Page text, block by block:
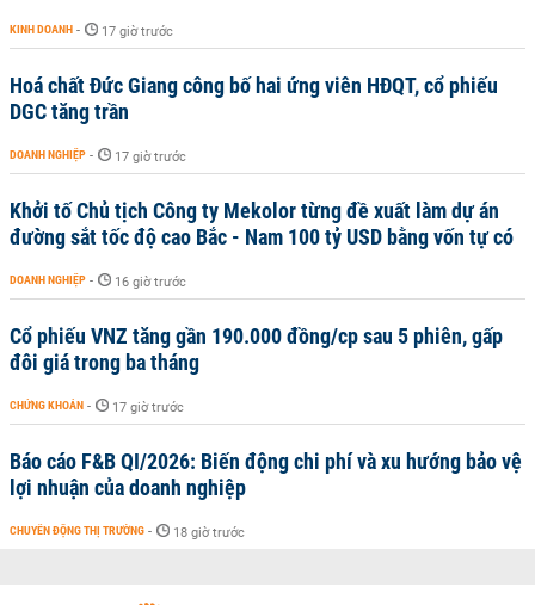
KINH DOANH - 17 giờ trước
Hoá chất Đức Giang công bố hai ứng viên HĐQT, cổ phiếu
DGC tăng trần
DOANH NGHIỆP - 17 giờ trước
Khởi tố Chủ tịch Công ty Mekolor từng đề xuất làm dự án
đường sắt tốc độ cao Bắc - Nam 100 tỷ USD bằng vốn tự có
DOANH NGHIỆP - 16 giờ trước
Cổ phiếu VNZ tăng gần 190.000 đồng/cp sau 5 phiên, gấp
đôi giá trong ba tháng
CHỨNG KHOÁN - 17 giờ trước
Báo cáo F&B QI/2026: Biến động chi phí và xu hướng bảo vệ
lợi nhuận của doanh nghiệp
CHUYỂN ĐỘNG THỊ TRƯỜNG - 18 giờ trước